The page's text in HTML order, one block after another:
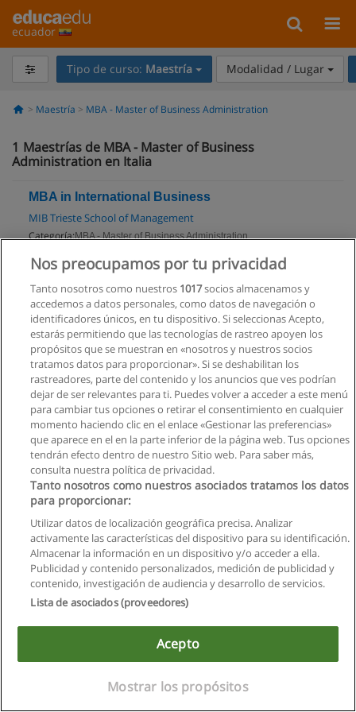
ecuador
Tipo de curso: Maestría Modalidad / Lugar
Maestría MBA - Master of Business Administration
1 Maestrías de MBA - Master of Business
Administration en Italia
MBA in International Business
MIB Trieste School of Management
Categoría:MBA - Master of Business Administration
Modalidad:
Solicita información
Reglas de uso
Contactar con Educaedu
Copyright © Educaedu Business S.L. - CIF : B-95610580: -
www.educaedu.com.ec
Nos preocupamos por tu privacidad
Tanto nosotros como nuestros 1017socios almacenamos y
accedemos a datos personales, como datos de navegación o
identificadores únicos, en tu dispositivo. Si seleccionas Acepto,
estarás permitiendo que las tecnologías de rastreo apoyen los
propósitos que se muestran en «nosotros y nuestros socios
tratamos datos para proporcionar». Si se deshabilitan los
rastreadores, parte del contenido y los anuncios que ves podrían
dejar de ser relevantes para ti. Puedes volver a acceder a este menú
para cambiar tus opciones o retirar el consentimiento en cualquier
momento haciendo clic en el enlace «Gestionar las preferencias»
que aparece en el en la parte inferior de la página web. Tus opciones
tendrán efecto dentro de nuestro Sitio web. Para saber más,
consulta nuestra política de privacidad.
Tanto nosotros como nuestros asociados tratamos los datos
para proporcionar:
Utilizar datos de localización geográfica precisa. Analizar
activamente las características del dispositivo para su identificación.
Almacenar la información en un dispositivo y/o acceder a ella.
Publicidad y contenido personalizados, medición de publicidad y
contenido, investigación de audiencia y desarrollo de servicios.
Lista de asociados (proveedores)
Acepto
Mostrar los propósitos